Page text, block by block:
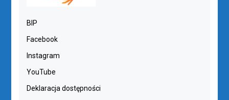
BIP
Facebook
Instagram
YouTube
Deklaracja dostępności